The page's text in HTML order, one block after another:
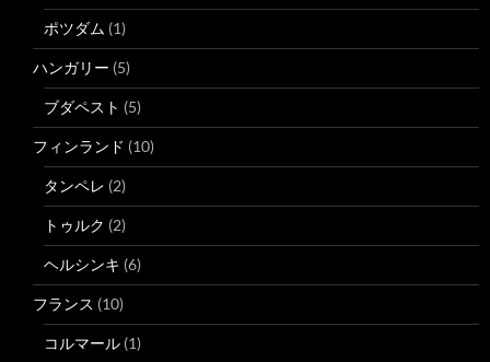
ポツダム (1)
ハンガリー (5)
ブダペスト (5)
フィンランド (10)
タンペレ (2)
トゥルク (2)
ヘルシンキ (6)
フランス (10)
コルマール (1)